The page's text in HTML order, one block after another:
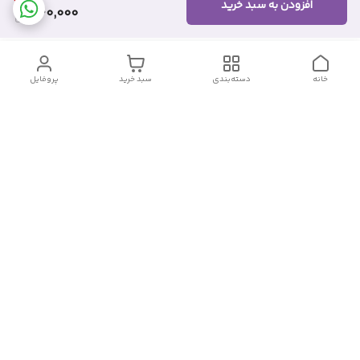
460,000 افزودن به سبد خرید
پروفایل سبد خرید دسته‌بندی خانه